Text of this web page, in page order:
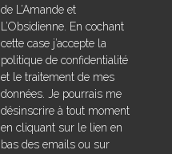
de L’Amande et
L’Obsidienne. En cochant
cette case j’accepte la
politique de confidentialité
et le traitement de mes
données. Je pourrais me
désinscrire à tout moment
en cliquant sur le lien en
bas des emails ou sur